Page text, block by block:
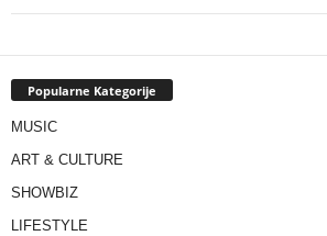
Popularne Kategorije
MUSIC
ART & CULTURE
SHOWBIZ
LIFESTYLE